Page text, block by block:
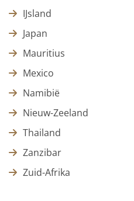
IJsland
Japan
Mauritius
Mexico
Namibië
Nieuw-Zeeland
Thailand
Zanzibar
Zuid-Afrika